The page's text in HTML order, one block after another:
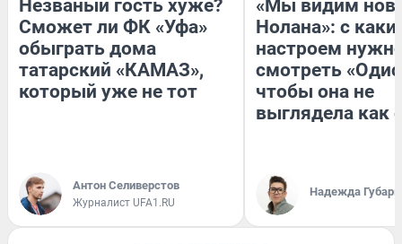
Незваный гость хуже?
Сможет ли ФК «Уфа»
обыграть дома
татарский «КАМАЗ»,
который уже не тот
Антон Селиверстов
Журналист UFA1.RU
«Мы видим
Нолана»: с
настроем
смотреть
чтобы она не
выглядела как
Надежда Губарь